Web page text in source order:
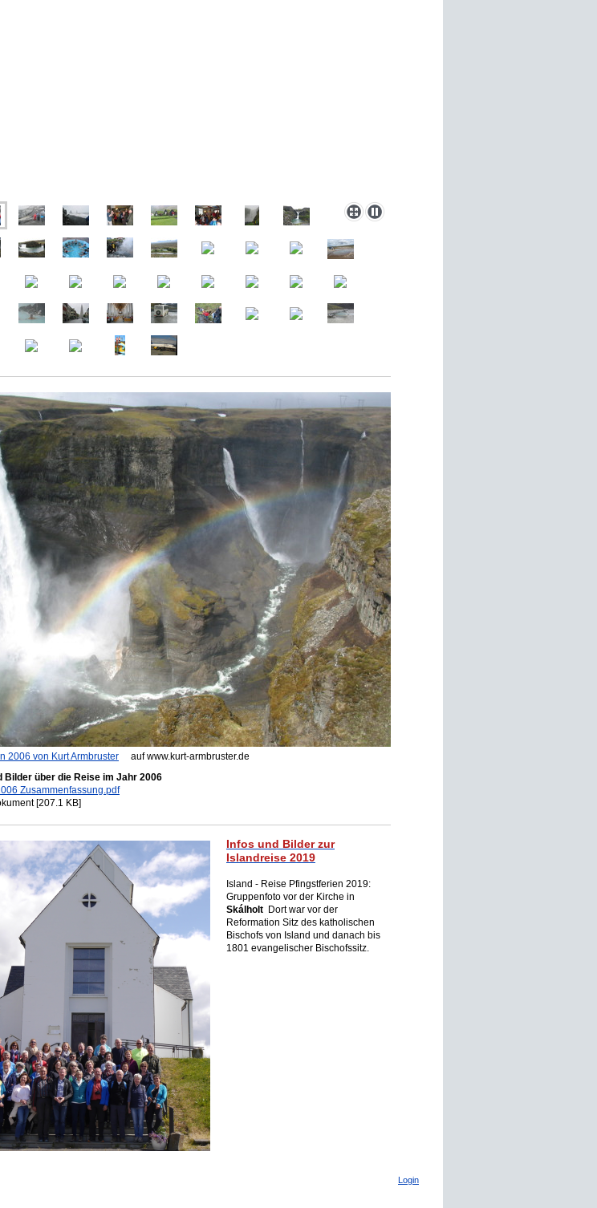
2006 von Kurt Armbruster auf www.kurt-armbruster.de
Bilder über die Reise im Jahr 2006
Zusammenfassung.pdf
[207.1 KB]
Infos und Bilder zur
Islandreise 2019
Island - Reise Pfingstferien 2019:
Gruppenfoto vor der Kirche in
Skálholt Dort war vor der
Reformation Sitz des katholischen
Bischofs von Island und danach bis
1801 evangelischer Bischofssitz.
Login